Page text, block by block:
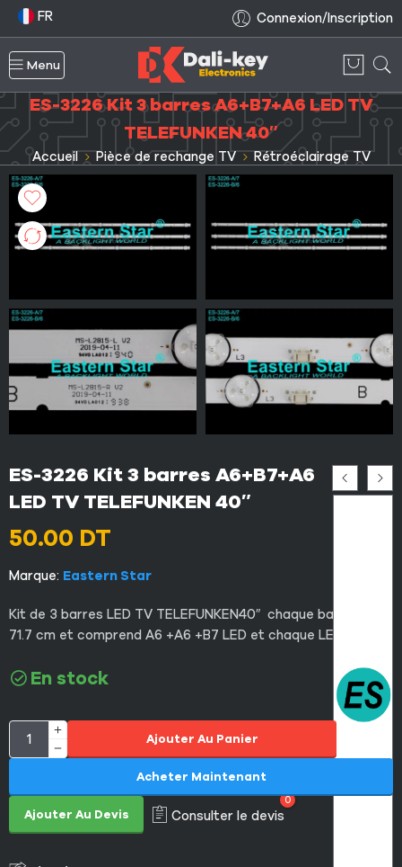
FR Connexion/Inscription
Menu
ES-3226 Kit 3 barres A6+B7+A6 LED TV
TELEFUNKEN 40″
Accueil Pièce de rechange TV Rétroéclairage TV
ES-3226 Kit 3 barres A6+B7+A6
LED TV TELEFUNKEN 40″
50.00 DT
Marque: Eastern Star
Kit de 3 barres LED TV TELEFUNKEN40″ chaque barrette
71.7 cm et comprend A6 +A6 +B7 LED et chaque LED 3V.
En stock
Ajouter Au Panier
Ajouter Au Devis Consulter le devis
0
Acheter Maintenant